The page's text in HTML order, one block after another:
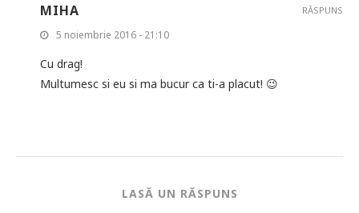
MIHA
5 noiembrie 2016 - 21:10
Cu drag!
Multumesc si eu si ma bucur ca ti-a placut! 😉
RĂSPUNS
LASĂ UN RĂSPUNS